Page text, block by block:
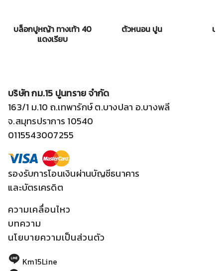
บล็อกปูหญ้า ทางเท้า 40
แดงเรียบ
ตัวหนอน ปูน บ
บริษัท กม.15 ปูนทราย จำกัด
163/1 ม.10 ถ.เทพารักษ์ ต.บางปลา อ.บางพลี
จ.สมุทรปราการ 10540
0115543007255
รองรับการโอนเงินผ่านบัญชีธนาคาร
และบัตรเครดิต
ความเคลื่อนไหว
บทความ
นโยบายความเป็นส่วนตัว
Km15Line